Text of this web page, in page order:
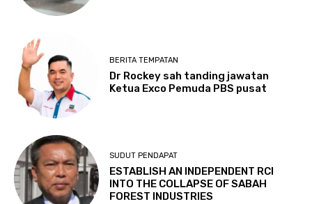
BERITA TEMPATAN
Dr Rockey sah tanding jawatan
Ketua Exco Pemuda PBS pusat
SUDUT PENDAPAT
ESTABLISH AN INDEPENDENT RCI
INTO THE COLLAPSE OF SABAH
FOREST INDUSTRIES